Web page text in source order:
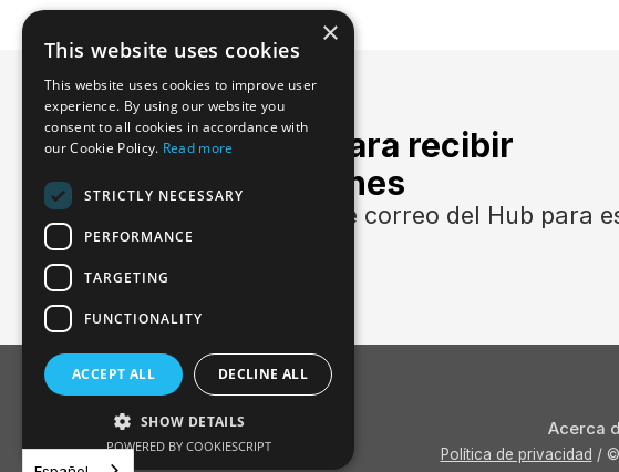
Inscríbase para recibir
actualizaciones
Únase a la lista de correo del Hub para
de su trabajo.
Acerca
Política de privacidad /
×
This website uses cookies
This website uses cookies to improve user
experience. By using our website you
consent to all cookies in accordance with
our Cookie Policy. Read more
STRICTLY NECESSARY
PERFORMANCE
TARGETING
FUNCTIONALITY
ACCEPT ALL DECLINE ALL
SHOW DETAILS
POWERED BY COOKIESCRIPT